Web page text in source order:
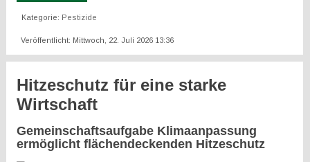
Kategorie: Pestizide
Veröffentlicht: Mittwoch, 22. Juli 2026 13:36
Hitzeschutz für eine starke
Wirtschaft
Gemeinschaftsaufgabe Klimaanpassung
ermöglicht flächendeckenden Hitzeschutz